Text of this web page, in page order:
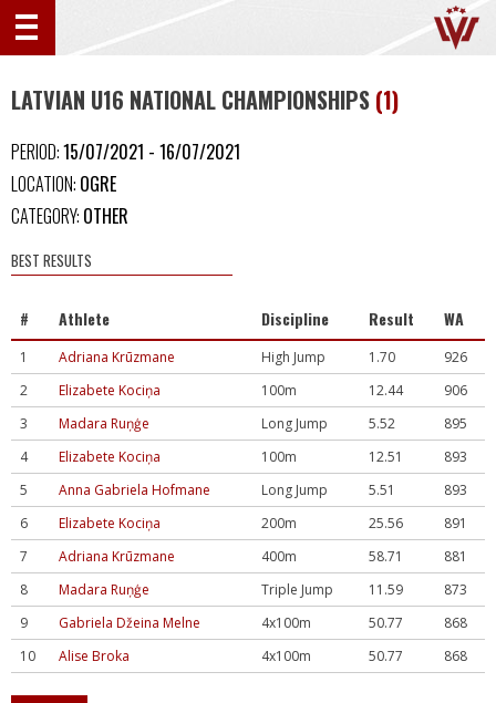
LATVIAN U16 NATIONAL CHAMPIONSHIPS (1)
PERIOD:15/07/2021 - 16/07/2021
LOCATION: OGRE
CATEGORY: OTHER
BEST RESULTS
# Athlete Discipline Result WA
1 Adriana Krūzmane High Jump 1.70
926
2
Elizabete Kociņa 100m 12.44
906
3
Madara Ruņģe Long Jump 5.52
895
4
Elizabete Kociņa 100m 12.51
893
5
Anna Gabriela Hofmane Long Jump 5.51
893
6
Elizabete Kociņa 200m 25.56
891
7
Adriana Krūzmane 400m 58.71
881
8
Madara Ruņģe Triple Jump 11.59
873
9
Gabriela Džeina Melne 4x100m 50.77
868
10
Alise Broka 4x100m 50.77 868